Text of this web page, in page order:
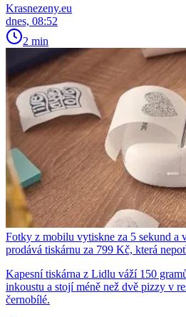
Krasnezeny.eu
dnes, 08:52
2 min
Fotky z mobilu vytiskne za 5 sekund a
prodává tiskárnu za 799 Kč, která
Kapesní tiskárna z Lidlu váží 150
inkoustu a stojí méně než dvě pizzy v
černobílé.